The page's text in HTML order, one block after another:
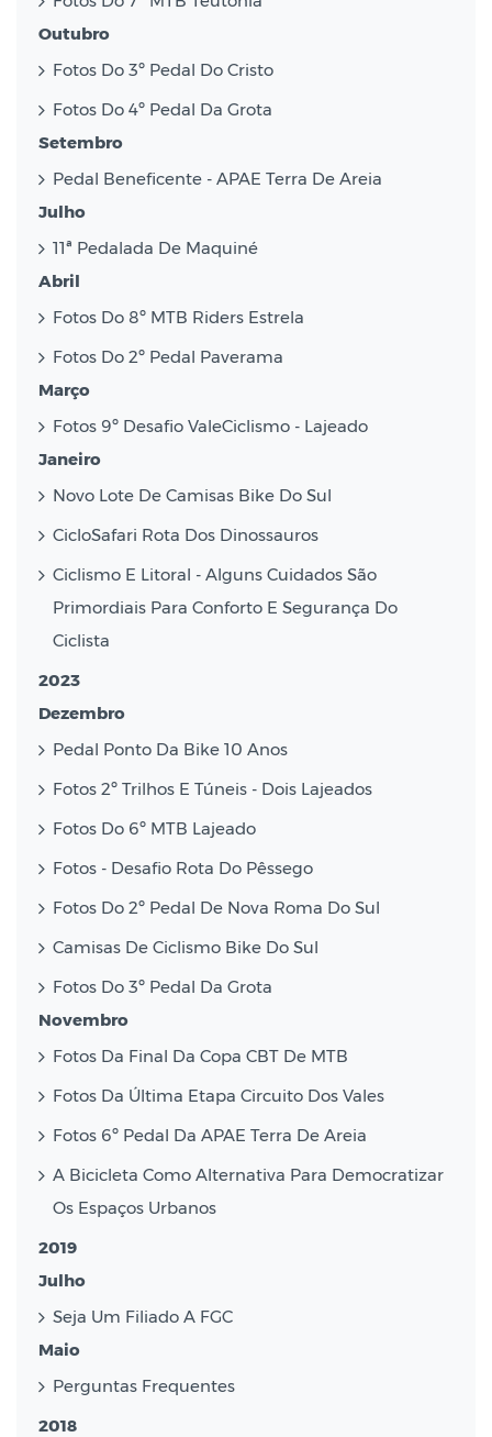
Outubro
Fotos Do 3º Pedal Do Cristo
Fotos Do 4º Pedal Da Grota
Setembro
Pedal Beneficente - APAE Terra De Areia
Julho
11ª Pedalada De Maquiné
Abril
Fotos Do 8º MTB Riders Estrela
Fotos Do 2º Pedal Paverama
Março
Fotos 9º Desafio ValeCiclismo - Lajeado
Janeiro
Novo Lote De Camisas Bike Do Sul
CicloSafari Rota Dos Dinossauros
Ciclismo E Litoral - Alguns Cuidados São
Primordiais Para Conforto E Segurança Do
Ciclista
2023
Dezembro
Pedal Ponto Da Bike 10 Anos
Fotos 2º Trilhos E Túneis - Dois Lajeados
Fotos Do 6º MTB Lajeado
Fotos - Desafio Rota Do Pêssego
Fotos Do 2º Pedal De Nova Roma Do Sul
Camisas De Ciclismo Bike Do Sul
Fotos Do 3º Pedal Da Grota
Novembro
Fotos Da Final Da Copa CBT De MTB
Fotos Da Última Etapa Circuito Dos Vales
Fotos 6º Pedal Da APAE Terra De Areia
A Bicicleta Como Alternativa Para Democratizar
Os Espaços Urbanos
2019
Julho
Seja Um Filiado A FGC
Maio
Perguntas Frequentes
2018